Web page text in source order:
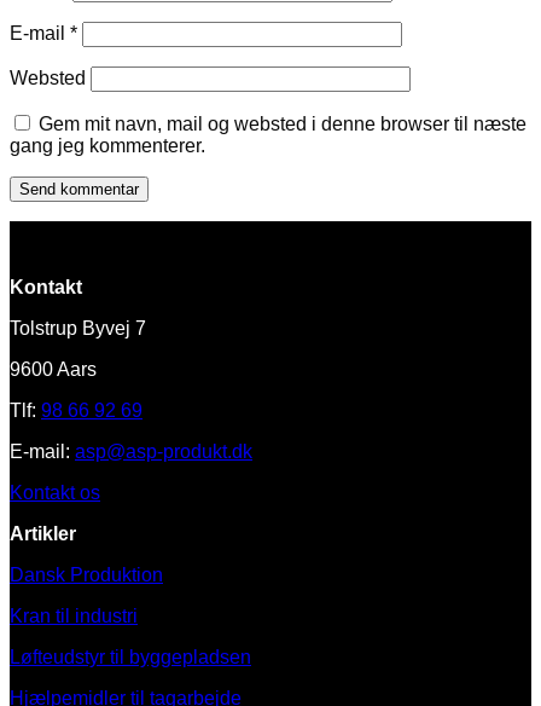
E-mail *
Websted
Gem mit navn, mail og websted i denne browser til næste
gang jeg kommenterer.
Kontakt
Tolstrup Byvej 7
9600 Aars
Tlf: 98 66 92 69
E-mail: asp@asp-produkt.dk
Kontakt os
Artikler
Dansk Produktion
Kran til industri
Løfteudstyr til byggepladsen
Hjælpemidler til tagarbejde